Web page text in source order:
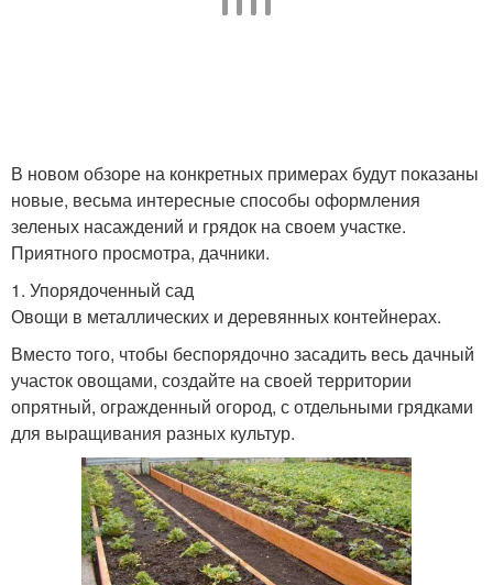
В новом обзоре на конкретных примерах будут показаны
новые, весьма интересные способы оформления
зеленых насаждений и грядок на своем участке.
Приятного просмотра, дачники.
1. Упорядоченный сад
Овощи в металлических и деревянных контейнерах.
Вместо того, чтобы беспорядочно засадить весь дачный
участок овощами, создайте на своей территории
опрятный, огражденный огород, с отдельными грядками
для выращивания разных культур.